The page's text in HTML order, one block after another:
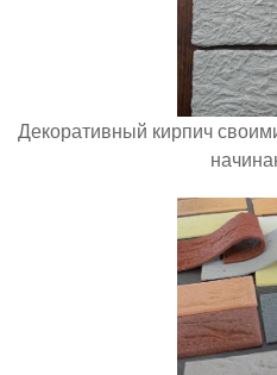
Декоративный кирпич